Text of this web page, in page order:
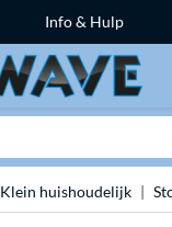
Info & Hulp
Klein huishoudelijk